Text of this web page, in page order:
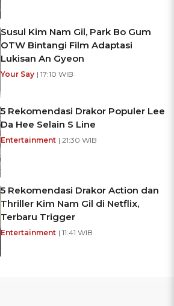
Susul Kim Nam Gil, Park Bo Gum
OTW Bintangi Film Adaptasi
Lukisan An Gyeon
Your Say | 17:10 WIB
5 Rekomendasi Drakor Populer Lee
Da Hee Selain S Line
Entertainment | 21:30 WIB
5 Rekomendasi Drakor Action dan
Thriller Kim Nam Gil di Netflix,
Terbaru Trigger
Entertainment | 11:41 WIB